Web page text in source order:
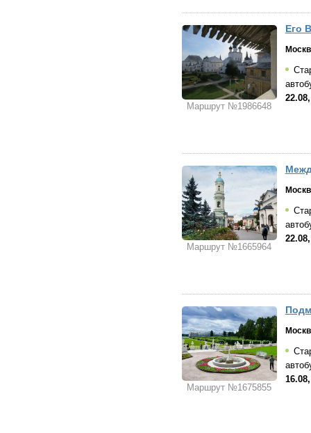
Маршрут №1986648
Его
Маршрут №1665964
Маршрут №1675855